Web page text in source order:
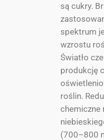
są cukry.
spektrum
wzrostu
Światło
produkcję
roślin.
chemiczne
(700–800